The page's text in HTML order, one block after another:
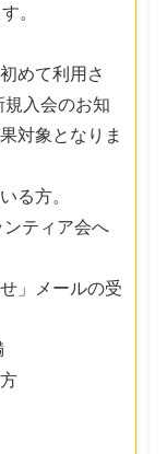
。
めて利用さ
入会のお知
対象となりま
る方。
ィア会へ
メールの受